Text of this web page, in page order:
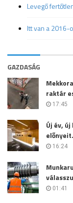
Levegő
Itt van a 2016-
GAZDASÁG
raktár
17:45
Új év,
előnyeit.
16:24
01:41